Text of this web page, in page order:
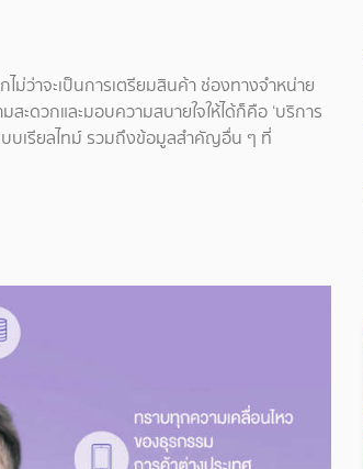
ว่าจะเป็นการเตรียมสินค้า ช่องทางจำหน่าย
ดวกและมอบความสบายใจให้ได้ก็คือ ‘บริการ
บบเรียลไทม์ รวมถึงข้อมูลสำคัญอื่น ๆ ที่